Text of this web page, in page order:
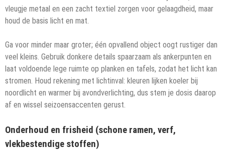
vleugje metaal en een zacht textiel zorgen voor gelaagdheid, maar
houd de basis licht en mat.
Ga voor minder maar groter; één opvallend object oogt rustiger dan
veel kleins. Gebruik donkere details spaarzaam als ankerpunten en
laat voldoende lege ruimte op planken en tafels, zodat het licht kan
stromen. Houd rekening met lichtinval: kleuren lijken koeler bij
noordlicht en warmer bij avondverlichting, dus stem je dosis daarop
af en wissel seizoensaccenten gerust.
Onderhoud en frisheid (schone ramen, verf,
vlekbestendige stoffen)